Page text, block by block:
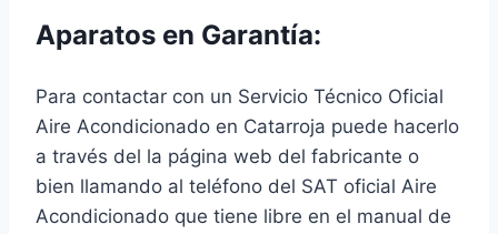
Aparatos en Garantía:
Para contactar con un Servicio Técnico Oficial
Aire Acondicionado en Catarroja puede hacerlo
a través del la página web del fabricante o
bien llamando al teléfono del SAT oficial Aire
Acondicionado que tiene libre en el manual de